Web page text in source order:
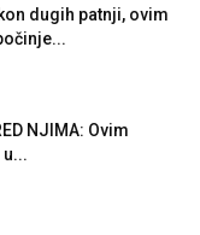
dugih patnji, ovim
NJIMA: Ovim